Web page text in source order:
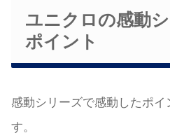
ユニクロの感動
ポイント
感動シリーズで感動したポ
す。